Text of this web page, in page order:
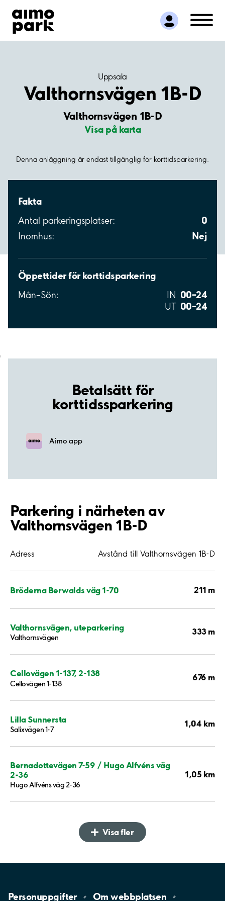
Hitta parkering
Samarbete
Kundservice
Uppsala
Valthornsvägen 1B-D
Valthornsvägen 1B-D
Visa på karta
Denna anläggning är endast tillgänglig för korttidsparkering.
Fakta
Antal parkeringsplatser: 0
Inomhus: Nej
Öppettider för korttidsparkering
Mån–Sön: IN 00–24
UT 00–24
;
Betalsätt för
korttidssparkering
Aimo app
Parkering i närheten av
Valthornsvägen 1B-D
Adress Avstånd till Valthornsvägen 1B-D
Bröderna Berwalds väg 1-70 211 m
Valthornsvägen, uteparkering
Valthornsvägen
333 m
Cellovägen 1-137, 2-138
Cellovägen 1-138
676 m
Lilla Sunnersta
Salixvägen 1-7
1,04 km
Bernadottevägen 7-59 / Hugo Alfvéns väg
2-36
Hugo Alfvéns väg 2-36
1,05 km
Visa fler
Personuppgifter Omwebbplatsen